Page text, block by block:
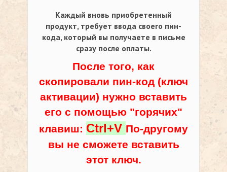
Каждый вновь приобретенный
продукт, требует ввода своего пин-
кода, который вы получаете в письме
сразу после оплаты.
После того, как
скопировали пин-код (ключ
активации) нужно вставить
его с помощью "горячих"
клавиш: Ctrl+V По-другому
вы не сможете вставить
этот ключ.